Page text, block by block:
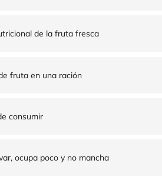
de la fruta fresca
fruta en una ración
consumir
ocupa poco y no mancha